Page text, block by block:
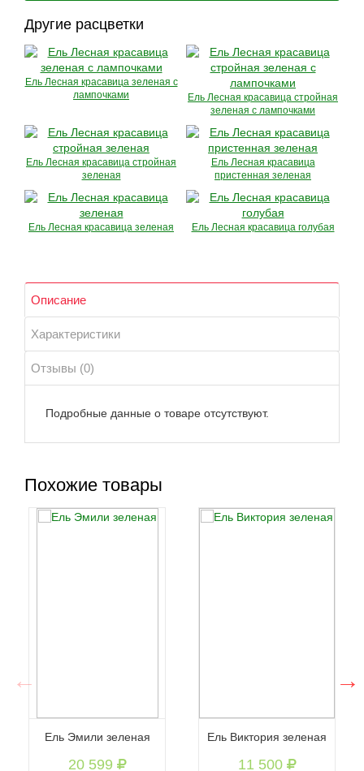
Другие расцветки
Ель Лесная красавица зеленая с
лампочками
Ель Лесная красавица стройная
зеленая с лампочками
Ель Лесная красавица стройная
зеленая
Ель Лесная красавица
пристенная зеленая
Ель Лесная красавица зеленая Ель Лесная красавица голубая
Описание
Характеристики
Отзывы (0)
Подробные данные о товаре отсутствуют.
Похожие товары
Ель Эмили зеленая
20 599
Ель Виктория зеленая
11 500